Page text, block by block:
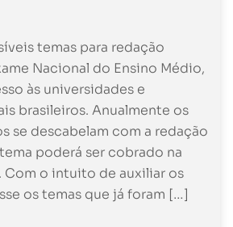
temas para redação
Nacional do Ensino Médio,
às universidades e
brasileiros. Anualmente os
se descabelam com a redação
poderá ser cobrado na
Com o intuito de auxiliar os
os temas que já foram […]